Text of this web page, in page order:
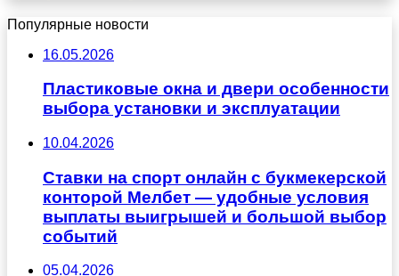
Популярные новости
16.05.2026
Пластиковые окна и двери особенности
выбора установки и эксплуатации
10.04.2026
Ставки на спорт онлайн с букмекерской
конторой Мелбет — удобные условия
выплаты выигрышей и большой выбор
событий
05.04.2026